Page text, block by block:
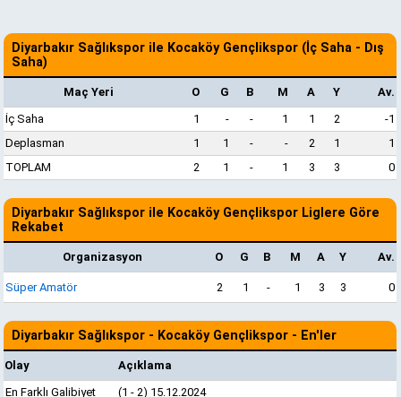
Diyarbakır Sağlıkspor ile Kocaköy Gençlikspor (İç Saha - Dış
Saha)
Maç Yeri O G B M A Y
Av.
İç Saha
1 - - 1 1 2
-1
Deplasman
1 1 - - 2 1
1
TOPLAM
2 1 - 1 3 3 0
Diyarbakır Sağlıkspor ile Kocaköy Gençlikspor Liglere Göre
Rekabet
Organizasyon O G B M A Y Av.
Süper Amatör 2 1 - 1 3 3 0
Diyarbakır Sağlıkspor - Kocaköy Gençlikspor - En'ler
Olay
Açıklama
En Farklı Galibiyet
(1 - 2) 15.12.2024